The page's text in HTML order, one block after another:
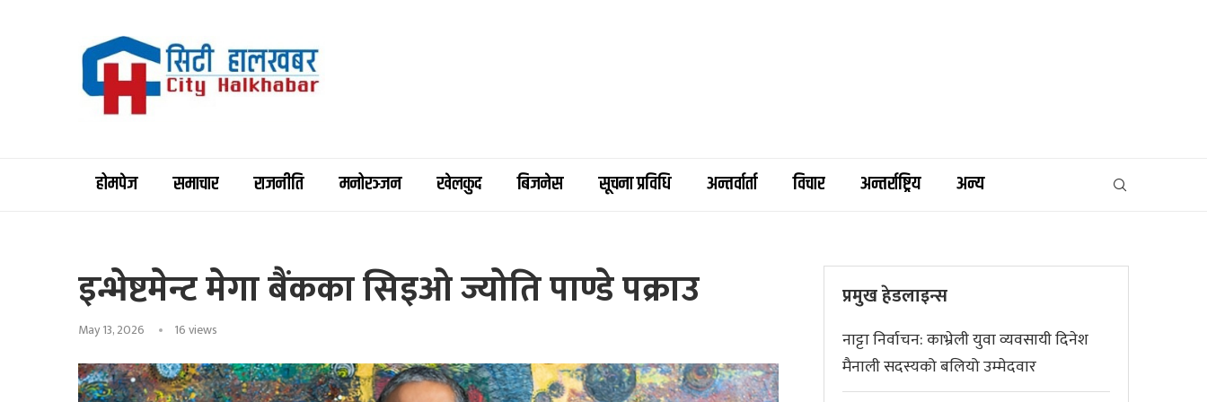
होमपेज समाचार राजनीति मनोरञ्जन खेलकुद बिजनेस सूचना प्रविधि अन्तर्वार्ता विचार अन्तर्राष्ट्रिय अन्य
इन्भेष्टमेन्ट मेगा बैंकका सिइओ ज्योति पाण्डे पक्राउ
May 13, 2026 16views
प्रमुख हेडलाइन्स
नाट्टा निर्वाचन: काभ्रेली युवा व्यवसायी दिनेश
मैनाली सदस्यको बलियो उम्मेदवार